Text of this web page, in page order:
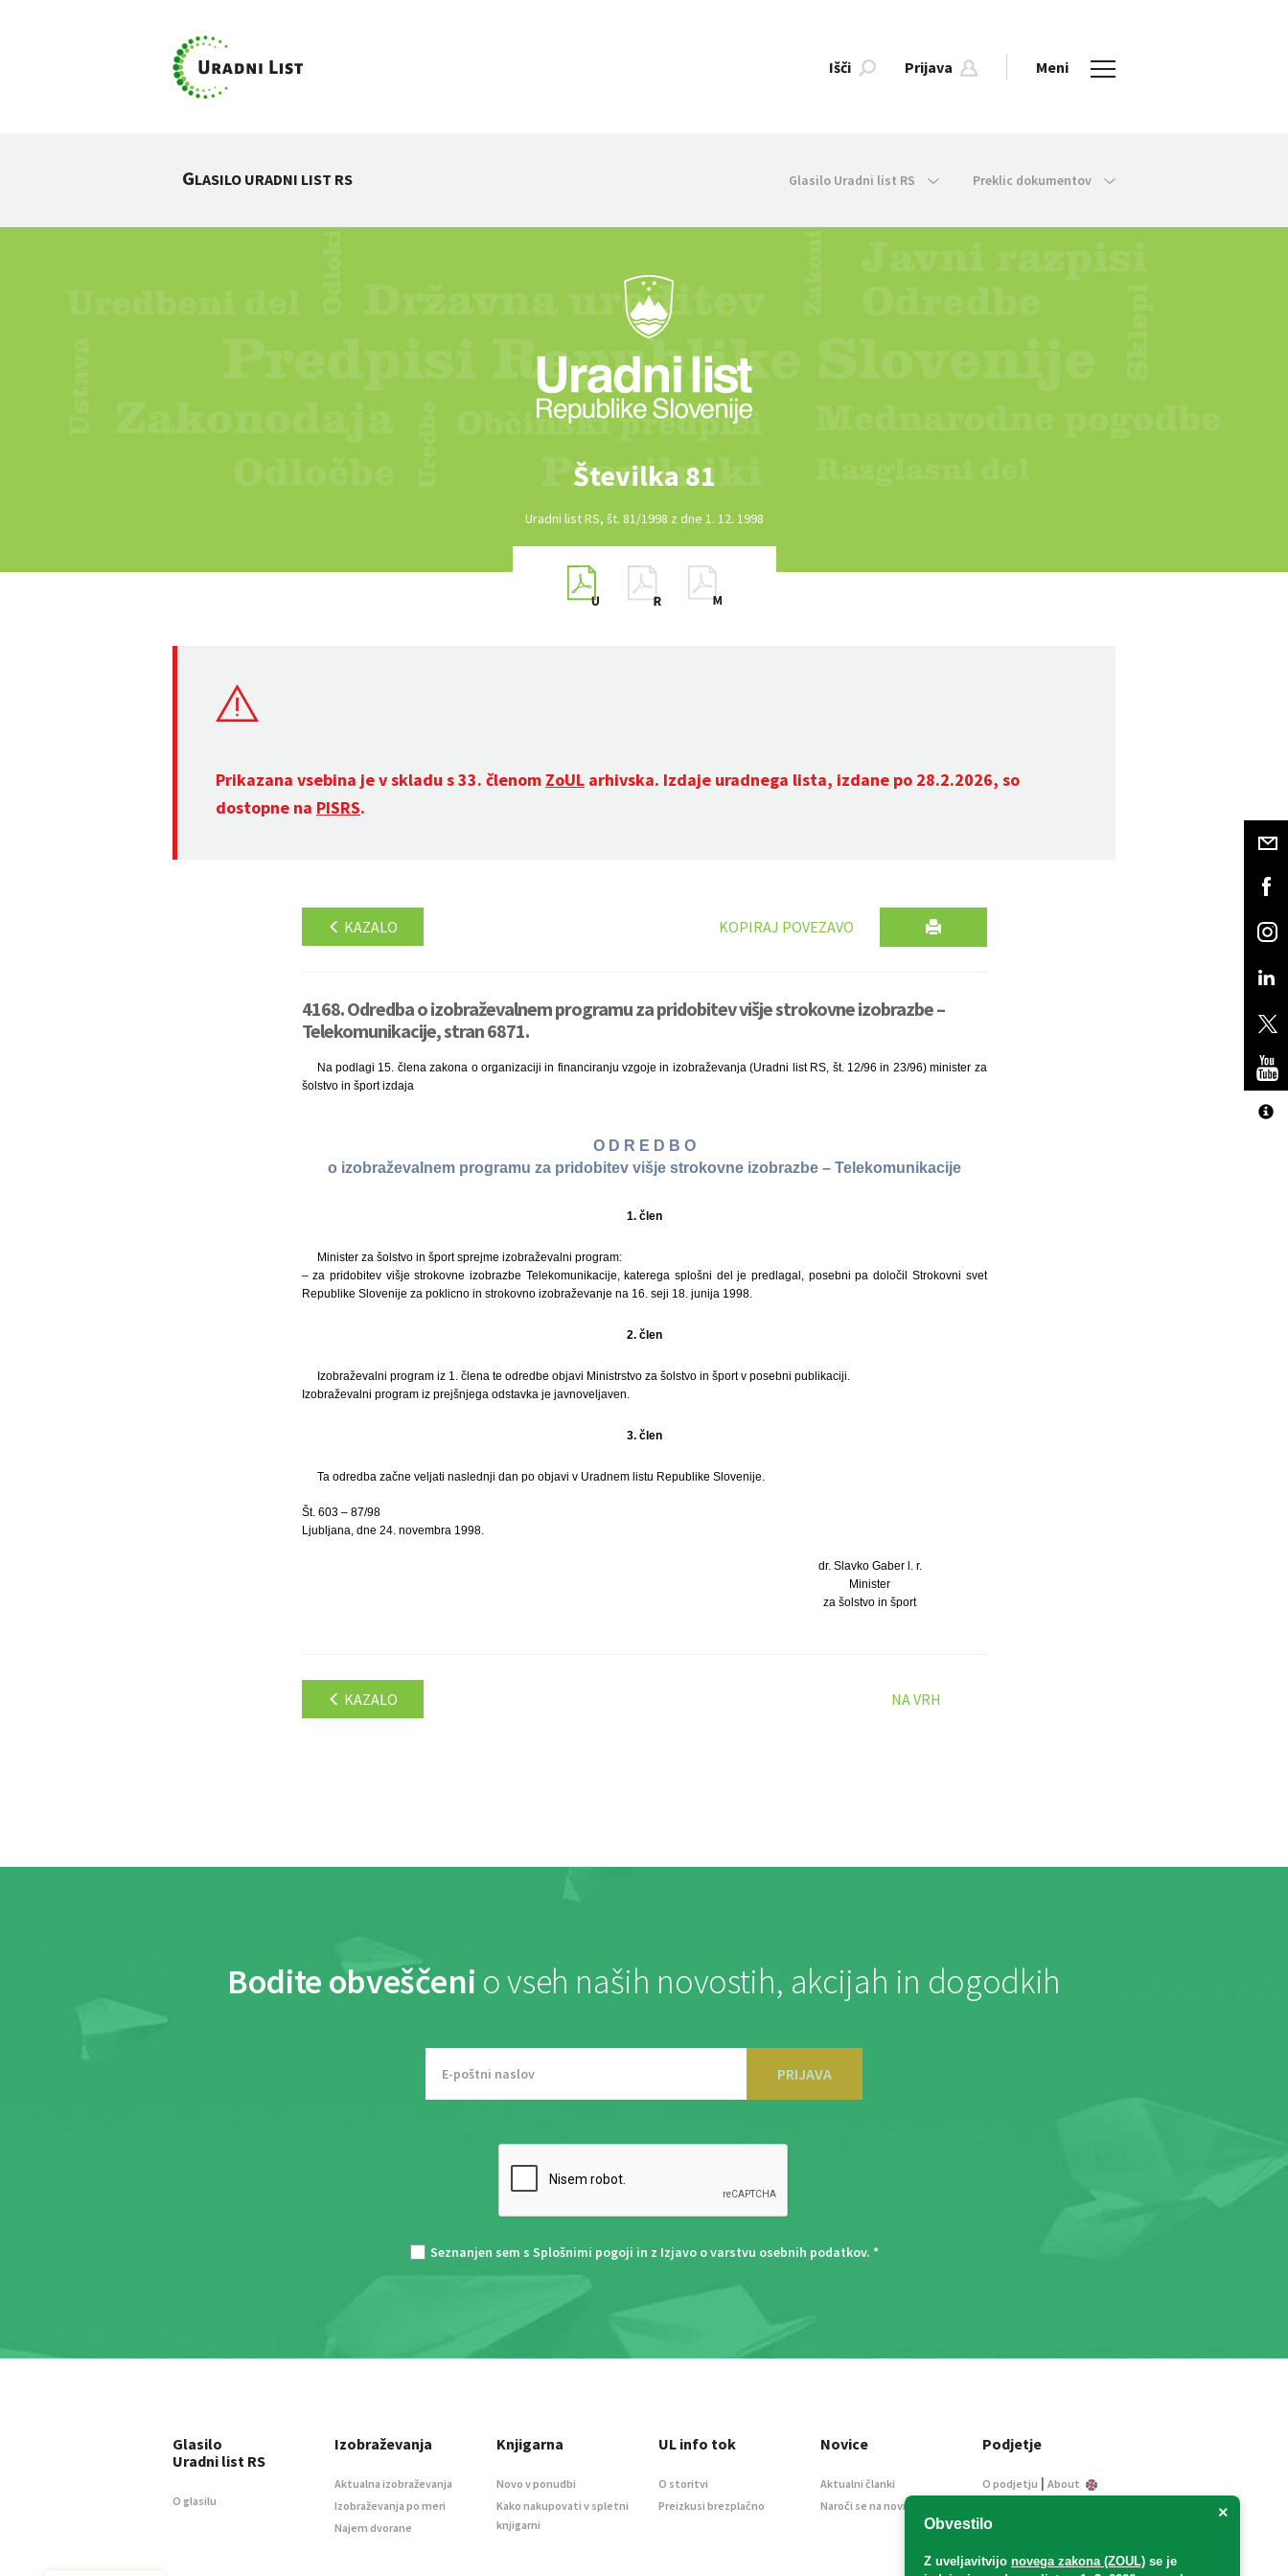
Išči Prijava Meni
GLASILO URADNI LIST RS Glasilo Uradni list RS Preklic dokumentov
Številka 81
Uradni list RS, št. 81/1998 z dne 1. 12. 1998
Prikazana vsebina je v skladu s 33. členom ZoUL arhivska. Izdaje uradnega lista, izdane po 28.2.2026, so
dostopne na PISRS.
KAZALO KOPIRAJ POVEZAVO
4168. Odredba o izobraževalnem programu za pridobitev višje strokovne izobrazbe –
Telekomunikacije, stran 6871.
Na podlagi 15. člena zakona o organizaciji in financiranju vzgoje in izobraževanja (Uradni list RS, št. 12/96 in 23/96) minister za
šolstvo in šport izdaja
O D R E D B O
o izobraževalnem programu za pridobitev višje strokovne izobrazbe – Telekomunikacije
1. člen
Minister za šolstvo in šport sprejme izobraževalni program:
– za pridobitev višje strokovne izobrazbe Telekomunikacije, katerega splošni del je predlagal, posebni pa določil Strokovni svet
Republike Slovenije za poklicno in strokovno izobraževanje na 16. seji 18. junija 1998.
2. člen
Izobraževalni program iz 1. člena te odredbe objavi Ministrstvo za šolstvo in šport v posebni publikaciji.
Izobraževalni program iz prejšnjega odstavka je javnoveljaven.
3. člen
Ta odredba začne veljati naslednji dan po objavi v Uradnem listu Republike Slovenije.
Št. 603 – 87/98
Ljubljana, dne 24. novembra 1998.
dr. Slavko Gaber l. r.
Minister
za šolstvo in šport
KAZALO NA VRH
Bodite obveščeni o vseh naših novostih, akcijah in dogodkih
PRIJAVA
Seznanjen sem s Splošnimi pogoji in z Izjavo o varstvu osebnih podatkov. *
×
Obvestilo
Z uveljavitvijo novega zakona (ZOUL) se je
Glasilo
Uradni list RS
O glasilu
Izobraževanja
Aktualna izobraževanja
Izobraževanja po meri
Najem dvorane
Knjigarna
Novo v ponudbi
Kako nakupovati v spletni
knjigarni
UL info tok
O storitvi
Preizkusi brezplačno
Novice
Aktualni članki
Naroči se na novice
Podjetje
O podjetju | About
Informacije javnega
Oglaševanje